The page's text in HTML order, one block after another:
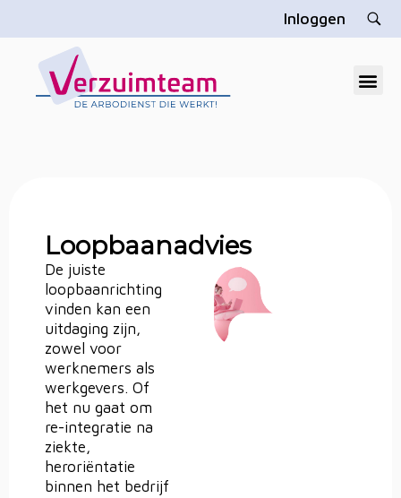
Inloggen
Loopbaanadvies
De juiste
loopbaanrichting
vinden kan een
uitdaging zijn,
zowel voor
werknemers als
werkgevers. Of
het nu gaat om
re-integratie na
ziekte,
heroriëntatie
binnen het bedrijf